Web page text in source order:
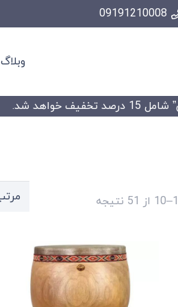
09191210008
وبلاگ
خواهد شد.
Sorted
high
to
low